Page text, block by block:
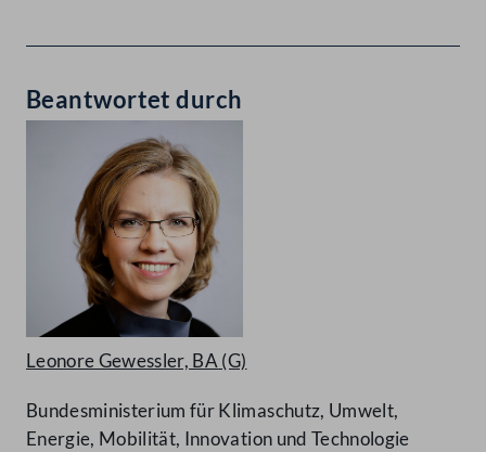
Beantwortet durch
Leonore Gewessler, BA (G)
Bundesministerium für Klimaschutz, Umwelt,
Energie, Mobilität, Innovation und Technologie